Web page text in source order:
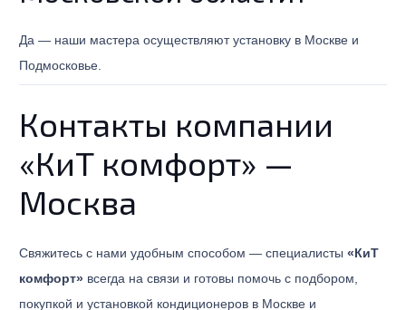
Да — наши мастера осуществляют установку в Москве и
Подмосковье.
Контакты компании
«КиТ комфорт» —
Москва
Свяжитесь с нами удобным способом — специалисты «КиТ
комфорт» всегда на связи и готовы помочь с подбором,
покупкой и установкой кондиционеров в Москве и